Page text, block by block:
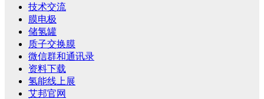
技术交流
膜电极
储氢罐
质子交换膜
微信群和通讯录
资料下载
氢能线上展
艾邦官网